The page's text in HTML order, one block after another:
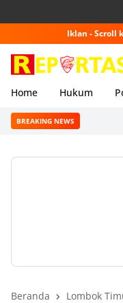
Iklan - Scroll
Home Hukum
BREAKING NEWS
Beranda Lombok